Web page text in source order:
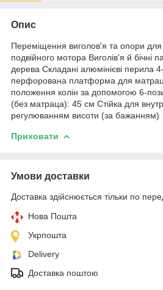
Опис
Переміщення виголов'я та опори для
подвійного мотора Виголів'я й бічні
дерева Складані алюмінієві перила
перфорована платформа для
положення колін за допомогою 6-
(без матраца): 45 см Стійка для
регулюванням висоти (за бажанням)
Приховати
Умови доставки
Доставка здійснюється тільки по
Нова Пошта
Укрпошта
Delivery
Доставка поштою